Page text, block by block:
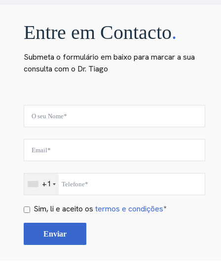
Entre em Contacto.
Submeta o formulário em baixo para marcar a sua
consulta com o Dr. Tiago
+1
Sim, li e aceito os termos e condições*